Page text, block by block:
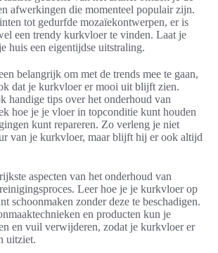
afwerkingen die momenteel populair zijn.
tot gedurfde mozaïekontwerpen, er is
een trendy kurkvloer te vinden. Laat je
huis een eigentijdse uitstraling.
belangrijk om met de trends mee te gaan,
dat je kurkvloer er mooi uit blijft zien.
handige tips over het onderhoud van
hoe je je vloer in topconditie kunt houden
kunt repareren. Zo verleng je niet
van je kurkvloer, maar blijft hij er ook altijd
aspecten van het onderhoud van
Leer hoe je je kurkvloer op
schoonmaken zonder deze te beschadigen.
en producten kun je
en vuil verwijderen, zodat je kurkvloer er
uitziet.